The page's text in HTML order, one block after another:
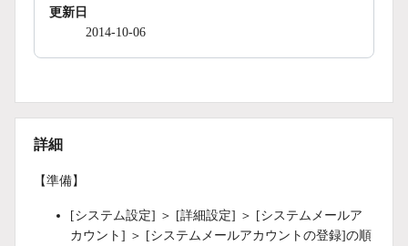
更新日
2014-10-06
詳細
【準備】
[システム設定] ＞ [詳細設定] ＞ [システムメールア
カウント] ＞ [システムメールアカウントの登録]の順